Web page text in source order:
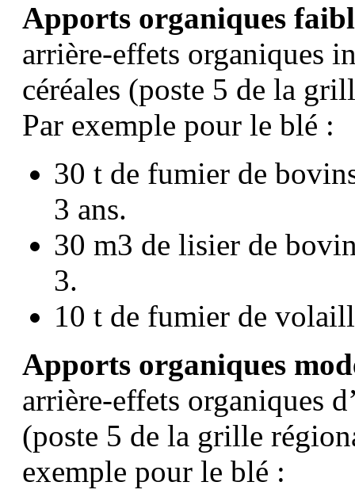
Apports organiques
arrière-effets organiques
céréales (poste 5 de la
Par exemple pour le blé :
30 t de fumier de
3 ans.
30 m3 de lisier de
3.
10 t de fumier de
Apports organiques
arrière-effets organiques
(poste 5 de la grille
exemple pour le blé :